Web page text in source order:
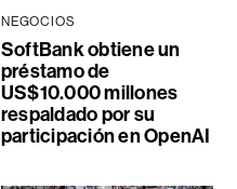
NEGOCIOS
SoftBank obtiene un
préstamo de
US$10.000 millones
respaldado por su
participación en OpenAI